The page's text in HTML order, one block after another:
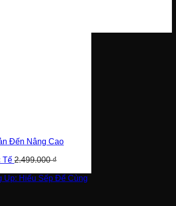
Đến Nâng Cao
Tế 2.499.000₫
Up: Hiểu Sếp Để Cùng